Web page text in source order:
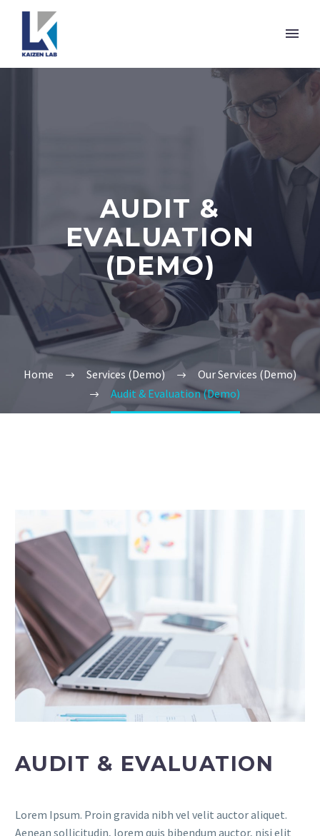
AUDIT &
EVALUATION
(DEMO)
Home Services (Demo)
Our Services (Demo)
Audit & Evaluation (Demo)
AUDIT & EVALUATION
Lorem Ipsum. Proin gravida nibh vel velit auctor aliquet.
Aenean sollicitudin, lorem quis bibendum auctor, nisi elit